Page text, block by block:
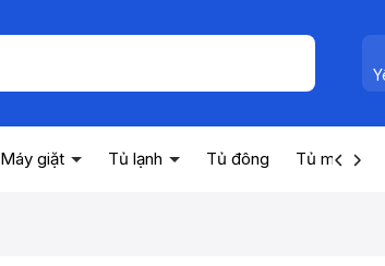
Máy giặt Tủ lạnh Tủ đông Tủ mát